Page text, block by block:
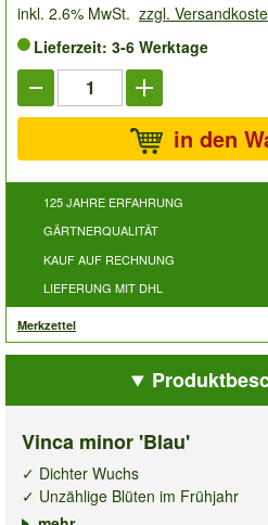
inkl. 2.6% MwSt. zzgl.
Lieferzeit: 3-6 Werktage
in den
125 JAHRE ERFAHRUNG
GÄRTNERQUALITÄT
KAUF AUF RECHNUNG
LIEFERUNG MIT DHL
Merkzettel
Vinca minor 'Blau'
✓ Dichter Wuchs
✓ Unzählige Blüten im Frühjahr
✓ Robust & winterhart